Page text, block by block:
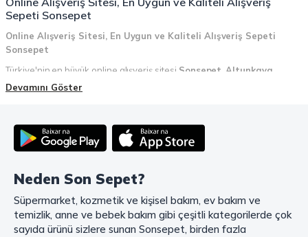
Sepeti Sonsepet
Online Alışveriş Sitesi, En Uygun ve Kaliteli Alışveriş Sepeti
Sonsepet
Türkiye'nin en büyük online alışveriş sitesi Sonsepet Altunkaya
Holdinggüvencesiyle hizmet vermektedir! Sonsepet, online alışveriş
teslimat ve güvenli ödeme seçenekleriyle, alışveriş yaparken
zamanınızı ve paranızı en verimli şekilde kullanırsınız.
Mahmood Coffee ile Kahve Keyfinizi Sonsepet'te Yaşayın!
Mahmood Coffee markasının eşsiz lezzetleriyle tanışın ve kahve
keyfinizi doruklara çıkarın. Filtre ve çekirdek kahve, kapsül kahve,
granül kahve, gold kahve, klasik kahve ve Türk kahvesi gibi birbirinden
Devamını Göster
Neden Son Sepet?
Süpermarket, kozmetik ve kişisel bakım, ev bakım ve
temizlik, anne ve bebek bakım gibi çeşitli kategorilerde çok
sayıda ürünü sizlere sunan Sonsepet, birden fazla